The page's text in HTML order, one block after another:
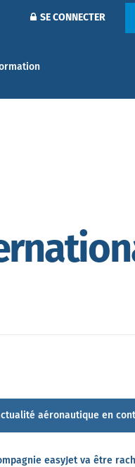
SE CONNECTER
aéronautique en
easyJet va être